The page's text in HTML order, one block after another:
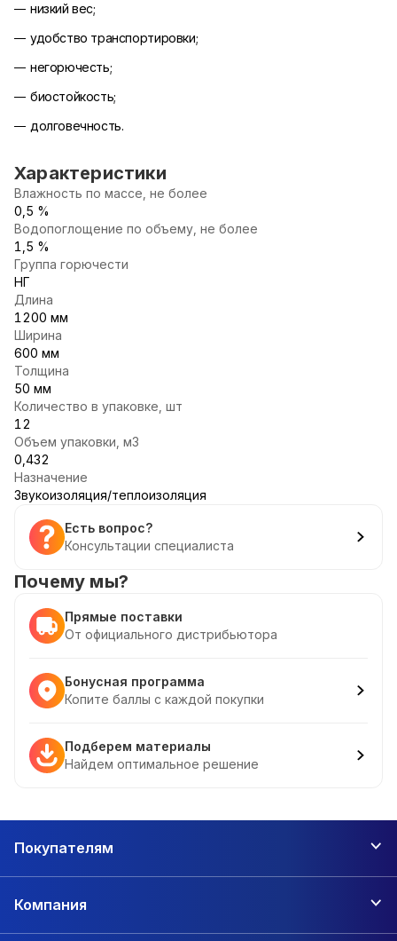
низкий вес;
удобство транспортировки;
негорючесть;
биостойкость;
долговечность.
Характеристики
Влажность по массе, не более
0,5 %
Водопоглощение по объему, не более
1,5 %
Группа горючести
НГ
Длина
1200 мм
Ширина
600 мм
Толщина
50 мм
Количество в упаковке, шт
12
Объем упаковки, м3
0,432
Назначение
Звукоизоляция/теплоизоляция
Есть вопрос?
Консультации специалиста
Почему мы?
Прямые поставки
От официального дистрибьютора
Бонусная программа
Копите баллы с каждой покупки
Подберем материалы
Найдем оптимальное решение
Покупателям
Компания